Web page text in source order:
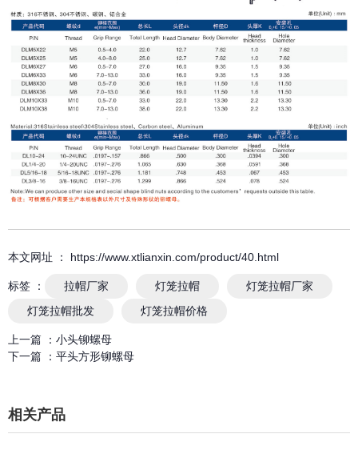
本文网址 ： https://www.xtlianxin.com/product/40.html
标签 ： 拉帽厂家 灯笼拉帽
灯笼拉帽厂家
灯笼拉帽批发
灯笼拉帽价格
上一篇 ： 小头铆螺母
下一篇 ： 平头方形铆螺母
相关产品